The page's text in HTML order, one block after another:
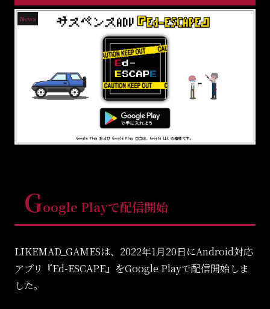
News
Google Playで配信開始
LIKEMAD_GAMESは、2022年1月20日にAndroid対応
アプリ『Ed-ESCAPE』をGoogle Playで配信開始しま
した。